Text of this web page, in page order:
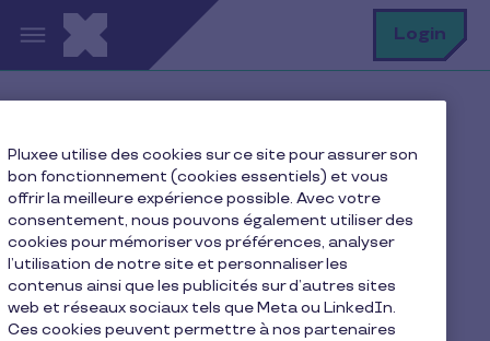
Aller au contenu principal Login
Pluxee Luxembourg -
Formulaire de contact
Pluxee utilise des cookies sur ce site pour assurer son
bon fonctionnement (cookies essentiels) et vous
offrir la meilleure expérience possible. Avec votre
consentement, nous pouvons également utiliser des
cookies pour mémoriser vos préférences, analyser
l’utilisation de notre site et personnaliser les
contenus ainsi que les publicités sur d’autres sites
web et réseaux sociaux tels que Meta ou LinkedIn.
Ces cookies peuvent permettre à nos partenaires